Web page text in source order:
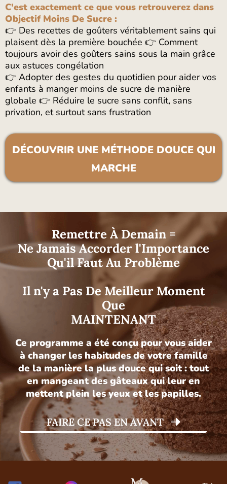
C'est exactement ce que vous retrouverez dans
Objectif Moins De Sucre :
👉 Des recettes de goûters véritablement sains qui
plaisent dès la première bouchée 👉 Comment
toujours avoir des goûters sains sous la main grâce
aux astuces congélation
👉 Adopter des gestes du quotidien pour aider vos
enfants à manger moins de sucre de manière
globale 👉 Réduire le sucre sans conflit, sans
privation, et surtout sans frustration
DÉCOUVRIR UNE MÉTHODE DOUCE QUI
MARCHE
Remettre À Demain =
Ne Jamais Accorder l'Importance
Qu'il Faut Au Problème
Il n'y a Pas De Meilleur Moment
Que
MAINTENANT
Ce programme a été conçu pour vous aider
à changer les habitudes de votre famille
de la manière la plus douce qui soit : tout
en mangeant des gâteaux qui leur en
mettent plein les yeux et les papilles.
FAIRE CE PAS EN AVANT